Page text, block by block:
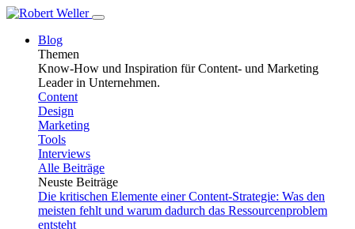
Blog
Themen
Know-How und Inspiration für Content- und Marketing
Leader in Unternehmen.
Content
Design
Marketing
Tools
Interviews
Alle Beiträge
Neuste Beiträge
Die kritischen Elemente einer Content-Strategie: Was den
meisten fehlt und warum dadurch das Ressourcenproblem
entsteht